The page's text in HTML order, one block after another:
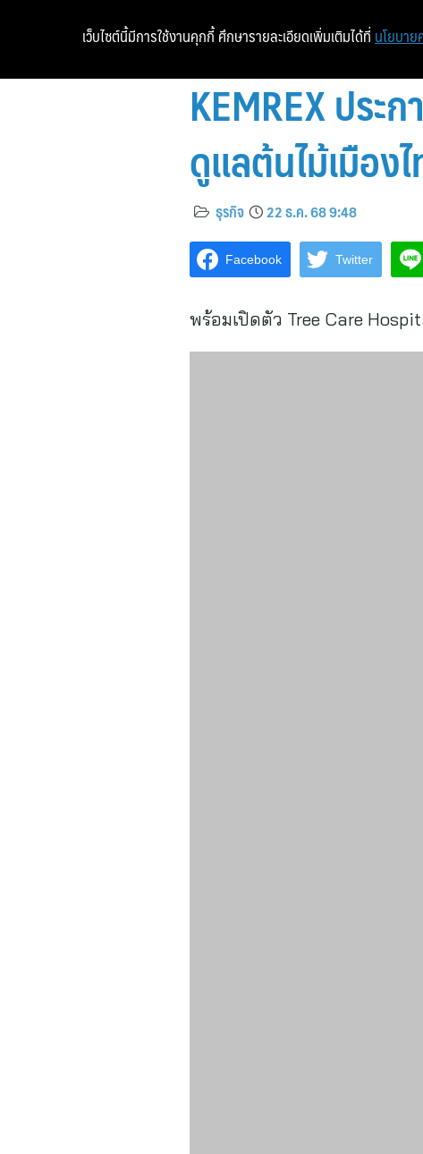
KEMREX ประ
ดูแลต้นไม้เมือง
ธุรกิจ 22 ธ.ค. 68 9:48
Facebook Twitter
พร้อมเปิดตัว Tree Care
เว็บไซต์นี้มีการใช้งานคุกกี้ ศึกษารายละเอียดเพิ่มเติมได้ที่ นโยบาย